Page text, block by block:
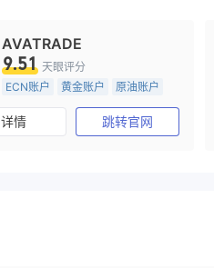
AVATRADE
9.51 天眼评分
ECN账户
黄金账户
原油账户
15-20年
澳大利亚监管
全牌照 (MM)
主标MT4
详情 跳转官网